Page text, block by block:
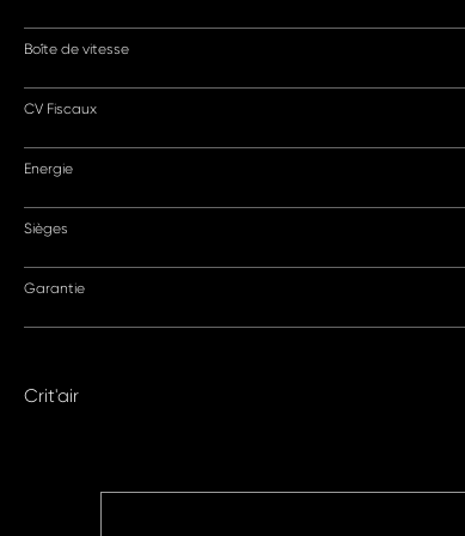
Boîte de vitesse
CV Fiscaux
Energie
Sièges
Garantie
Crit'air